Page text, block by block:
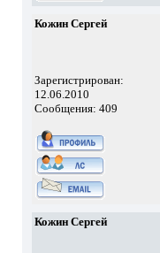
Кожин Сергей
Зарегистрирован:
12.06.2010
Сообщения: 409
Кожин Сергей